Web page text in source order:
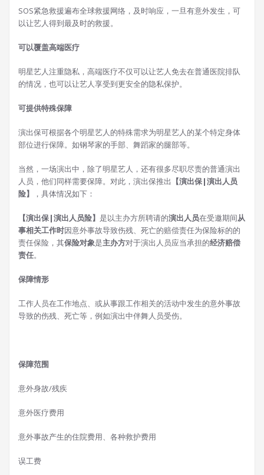
SOS紧急救援遍布全球救援网络，及时响应，一旦有意外发生，可
以让艺人得到最及时的救援。
可以覆盖高端医疗
明星艺人注重隐私，高端医疗不仅可以让艺人免去在普通医院排队
的情况，也可以让艺人享受到更安全的隐私保护。
可提供特殊保障
演出保可根据各个明星艺人的特殊需求为明星艺人的某个特定身体
部位进行保障。如钢琴家的手部、舞蹈家的腿部等。
当然，一场演出中，除了明星艺人，还有很多尽职尽责的普通演出
人员，他们同样需要保障。对此，演出保推出
【演出保|演出人员
险】
，具体情况如下：
【演出保|演出人员险】 是以主办方所聘请的演出人员在受邀期间从
事相关工作时因意外事故导致伤残、死亡的赔偿责任为保险标的的
责任保险，其保险对象是主办方对于演出人员应当承担的经济赔偿
责任。
保障情形
工作人员在工作地点、或从事跟工作相关的活动中发生的意外事故
导致的伤残、死亡等，例如演出中伴舞人员受伤。
保障范围
意外身故/残疾
意外医疗费用
意外事故产生的住院费用、各种救护费用
误工费